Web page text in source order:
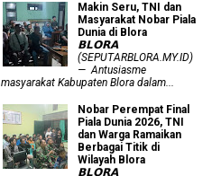
Makin Seru, TNI dan
Masyarakat Nobar Piala
Dunia di Blora
𝗕𝗟𝗢𝗥𝗔
(SEPUTARBLORA.MY.ID)
— Antusiasme
masyarakat Kabupaten Blora dalam...
Nobar Perempat Final
Piala Dunia 2026, TNI
dan Warga Ramaikan
Berbagai Titik di
Wilayah Blora
𝗕𝗟𝗢𝗥𝗔